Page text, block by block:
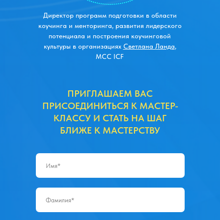
ПОДХОД, КОТОРЫЙ ОБЪЕДИНЯЕТ
НАУКИ, ЛИДЕРСТВА И МНОГОЛЕТНИЙ
ПРАКТИЧЕСКИЙ ОПЫТ СОПРОВОЖДЕНИЯ
РУКОВОДИТЕЛЕЙ.
Эта открытая встреча направлена на то,
чтобы больше людей и организаций
смогли узнать о ценности коучинга в
меняющемся мире, о том, как лидерам
сохранять устойчивость и держать
ПРИГЛАШАЕМ ВАС
ПРИСОЕДИНИТЬСЯ К МАСТЕР-
КЛАССУ И СТАТЬ НА ШАГ
БЛИЖЕ К МАСТЕРСТВУ
Директор программ подготовки в области
коучинга и менторинга, развития лидерского
потенциала и построения коучинговой
культуры в организациях Светлана Ланда,
МСС ICF